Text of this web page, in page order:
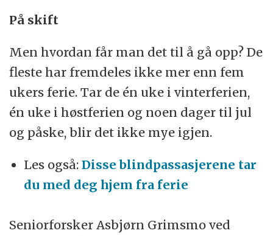
På skift
Men hvordan får man det til å gå opp? De
fleste har fremdeles ikke mer enn fem
ukers ferie. Tar de én uke i vinterferien,
én uke i høstferien og noen dager til jul
og påske, blir det ikke mye igjen.
Les også:Disse blindpassasjerene tar
du med deg hjem fra ferie
Seniorforsker Asbjørn Grimsmo ved